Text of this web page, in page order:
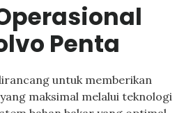
Penta
untuk memberikan
maksimal melalui teknologi